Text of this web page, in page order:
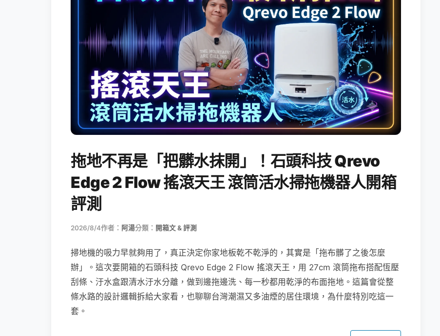
拖地不再是「把髒水抹開」！石頭科技 Qrevo
Edge 2 Flow 搖滾天王 滾筒活水掃拖機器人開箱
評測
2026/8/4作者： 阿湯分類： 開箱文 & 評測
掃地機的吸力早就夠用了，真正決定你家地板乾不乾淨的，其實是「拖布髒了之後怎麼
辦」。這次要開箱的石頭科技 Qrevo Edge 2 Flow 搖滾天王，用 27cm 滾筒拖布搭配恆壓
刮條、汙水盒跟清水汙水分離，做到邊拖邊洗、每一秒都用乾淨的布面拖地。這篇會從整
條水路的設計邏輯拆給大家看，也聊聊台灣潮濕又多油煙的居住環境，為什麼特別吃這一
套。